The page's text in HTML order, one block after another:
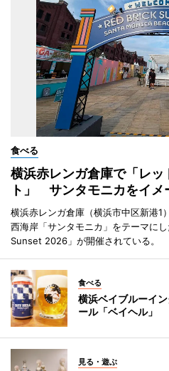
食べる
横浜赤レンガ倉庫で「レッ
ト」 サンタモニカをイ
横浜赤レンガ倉庫（横浜市中区新港1
西海岸「サンタモニカ」をテーマに
Sunset 2026」が開催されている。
食べる
横浜ベイブルーイ
ール「ベイヘル」
見る・遊ぶ